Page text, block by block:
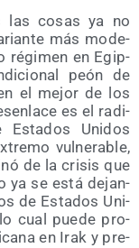
las cosas ya no
más mode­
régi­men en Egip­
peón de
el mejor de los
es el radi­
Uni­dos
vul­ne­ra­ble,
de la cri­sis que
ya se está dejan­
de Esta­dos Uni­
cual pue­de pro­
en Irak y pre­